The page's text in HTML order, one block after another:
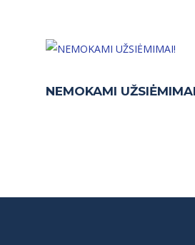
NEMOKAMI